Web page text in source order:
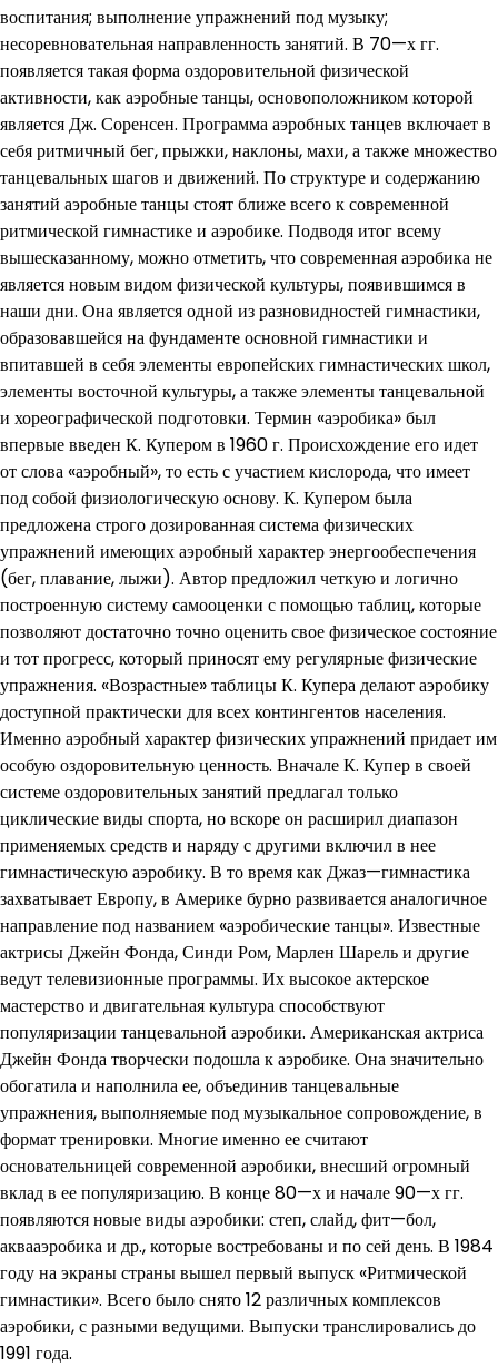
воспитания; выполнение упражнений под музыку;
несоревновательная направленность занятий. В 70—х гг.
появляется такая форма оздоровительной физической
активности, как аэробные танцы, основоположником которой
является Дж. Соренсен. Программа аэробных танцев включает в
себя ритмичный бег, прыжки, наклоны, махи, а также множество
танцевальных шагов и движений. По структуре и содержанию
занятий аэробные танцы стоят ближе всего к современной
ритмической гимнастике и аэробике. Подводя итог всему
вышесказанному, можно отметить, что современная аэробика не
является новым видом физической культуры, появившимся в
наши дни. Она является одной из разновидностей гимнастики,
образовавшейся на фундаменте основной гимнастики и
впитавшей в себя элементы европейских гимнастических школ,
элементы восточной культуры, а также элементы танцевальной
и хореографической подготовки. Термин «аэробика» был
впервые введен К. Купером в 1960 г. Происхождение его идет
от слова «аэробный», то есть с участием кислорода, что имеет
под собой физиологическую основу. К. Купером была
предложена строго дозированная система физических
упражнений имеющих аэробный характер энергообеспечения
(бег, плавание, лыжи). Автор предложил четкую и логично
построенную систему самооценки с помощью таблиц, которые
позволяют достаточно точно оценить свое физическое состояние
и тот прогресс, который приносят ему регулярные физические
упражнения. «Возрастные» таблицы К. Купера делают аэробику
доступной практически для всех контингентов населения.
Именно аэробный характер физических упражнений придает им
особую оздоровительную ценность. Вначале К. Купер в своей
системе оздоровительных занятий предлагал только
циклические виды спорта, но вскоре он расширил диапазон
применяемых средств и наряду с другими включил в нее
гимнастическую аэробику. В то время как Джаз—гимнастика
захватывает Европу, в Америке бурно развивается аналогичное
направление под названием «аэробические танцы». Известные
актрисы Джейн Фонда, Синди Ром, Марлен Шарель и другие
ведут телевизионные программы. Их высокое актерское
мастерство и двигательная культура способствуют
популяризации танцевальной аэробики. Американская актриса
Джейн Фонда творчески подошла к аэробике. Она значительно
обогатила и наполнила ее, объединив танцевальные
упражнения, выполняемые под музыкальное сопровождение, в
формат тренировки. Многие именно ее считают
основательницей современной аэробики, внесший огромный
вклад в ее популяризацию. В конце 80—х и начале 90—х гг.
появляются новые виды аэробики: степ, слайд, фит—бол,
аквааэробика и др., которые востребованы и по сей день. В 1984
году на экраны страны вышел первый выпуск «Ритмической
гимнастики». Всего было снято 12 различных комплексов
аэробики, с разными ведущими. Выпуски транслировались до
1991 года.